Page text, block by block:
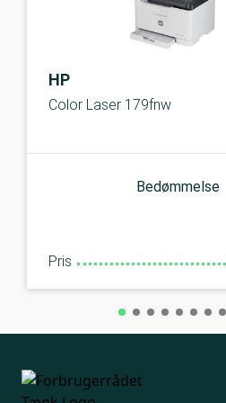
HP
Color Laser 179fnw
Bedømmelse
Pris